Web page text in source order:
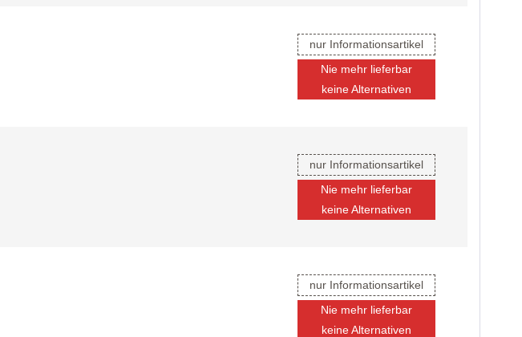
nur Informationsartikel
Nie mehr lieferbar
keine Alternativen
nur Informationsartikel
Nie mehr lieferbar
keine Alternativen
nur Informationsartikel
Nie mehr lieferbar
keine Alternativen